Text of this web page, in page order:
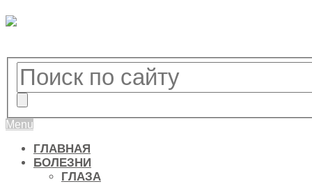
Menu
ГЛАВНАЯ
БОЛЕЗНИ
ГЛАЗА